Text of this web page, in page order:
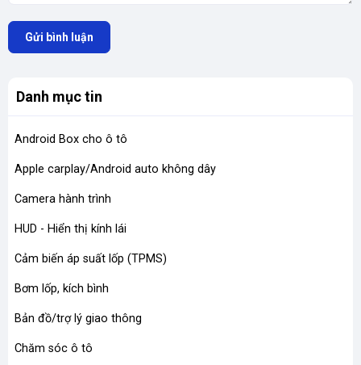
Gửi bình luận
Danh mục tin
Android Box cho ô tô
Apple carplay/Android auto không dây
Camera hành trình
HUD - Hiển thị kính lái
Cảm biến áp suất lốp (TPMS)
Bơm lốp, kích bình
Bản đồ/trợ lý giao thông
Chăm sóc ô tô